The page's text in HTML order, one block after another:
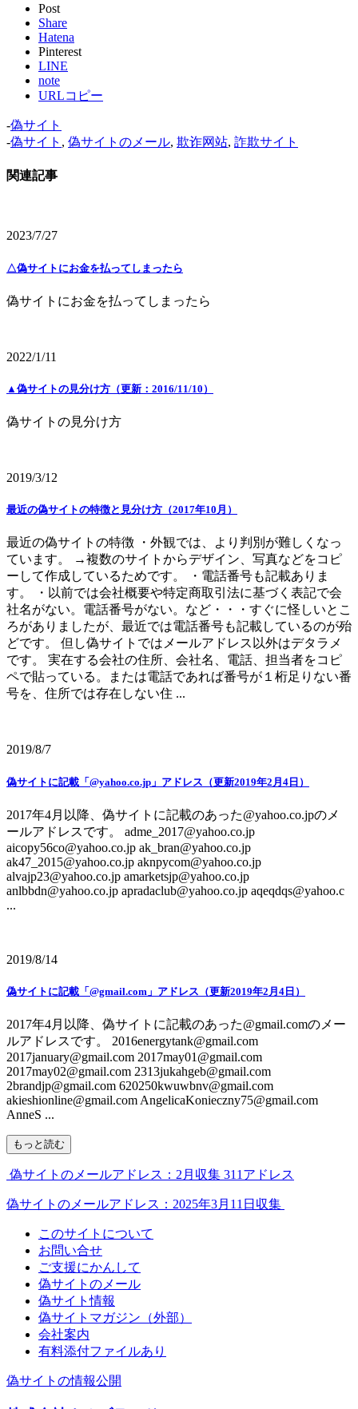
Post
Share
Hatena
Pinterest
LINE
note
URLコピー
-偽サイト
-偽サイト , 偽サイトのメール, 欺诈网站, 詐欺サイト
関連記事
2023/7/27
△偽サイトにお金を払ってしまったら
偽サイトにお金を払ってしまったら
2022/1/11
▲偽サイトの見分け方（更新：2016/11/10）
偽サイトの見分け方
2019/3/12
最近の偽サイトの特徴と見分け方（2017年10月）
最近の偽サイトの特徴 ・外観では、より判別が難しくなっ
ています。 →複数のサイトからデザイン、写真などをコピ
ーして作成しているためです。 ・電話番号も記載ありま
す。 ・以前では会社概要や特定商取引法に基づく表記で会
社名がない。電話番号がない。など・・・すぐに怪しいとこ
ろがありましたが、最近では電話番号も記載しているのが殆
どです。 但し偽サイトではメールアドレス以外はデタラメ
です。 実在する会社の住所、会社名、電話、担当者をコピ
ペで貼っている。または電話であれば番号が１桁足りない番
号を、住所では存在しない住 ...
2019/8/7
偽サイトに記載「@yahoo.co.jp」アドレス（更新2019年2月4日）
2017年4月以降、偽サイトに記載のあった@yahoo.co.jpのメ
ールアドレスです。 adme_2017@yahoo.co.jp
aicopy56co@yahoo.co.jp ak_bran@yahoo.co.jp
ak47_2015@yahoo.co.jp aknpycom@yahoo.co.jp
alvajp23@yahoo.co.jp amarketsjp@yahoo.co.jp
anlbbdn@yahoo.co.jp apradaclub@yahoo.co.jp aqeqdqs@yahoo.c
...
2019/8/14
偽サイトに記載「@gmail.com」アドレス（更新2019年2月4日）
2017年4月以降、偽サイトに記載のあった@gmail.comのメー
ルアドレスです。 2016energytank@gmail.com
2017january@gmail.com 2017may01@gmail.com
2017may02@gmail.com 2313jukahgeb@gmail.com
2brandjp@gmail.com 620250kwuwbnv@gmail.com
akieshionline@gmail.com AngelicaKonieczny75@gmail.com
AnneS ...
もっと読む
偽サイトのメールアドレス：2月収集 311アドレス
偽サイトのメールアドレス：2025年3月11日収集
このサイトについて
お問い合せ
ご支援にかんして
偽サイトのメール
偽サイト情報
偽サイトマガジン（外部）
会社案内
有料添付ファイルあり
偽サイトの情報公開